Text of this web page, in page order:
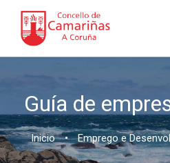
Guía de
Inicio • Emprego e